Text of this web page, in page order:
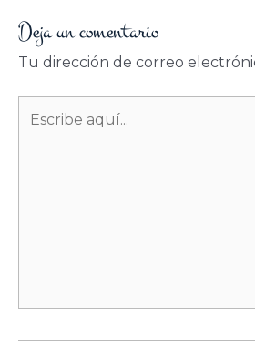
Deja un comentario
Tu dirección de correo
aquí...